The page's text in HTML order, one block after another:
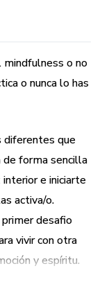
o no
o nunca lo has
diferentes que
de forma sencilla
e iniciarte
activa/o.
desafio
vivir con otra
y espíritu.